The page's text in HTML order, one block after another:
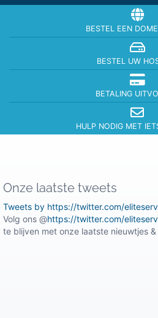
BESTEL EEN
BESTEL UW
BETALING
HULP NODIG MET
Onze laatste tweets
Tweets by https://twitter.com/
Volg ons @https://twitter.com/
te blijven met onze laatste nieuwtjes